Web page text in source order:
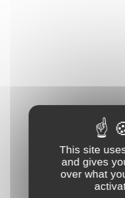
This site
and gives
over what